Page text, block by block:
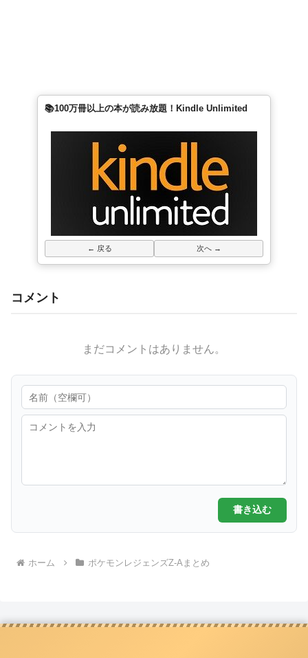
📚100万冊以上の本が読み放題！Kindle Unlimited
← 戻る 次へ →
コメント
まだコメントはありません。
書き込む
ホーム ポケモンレジェンズZ-Aまとめ